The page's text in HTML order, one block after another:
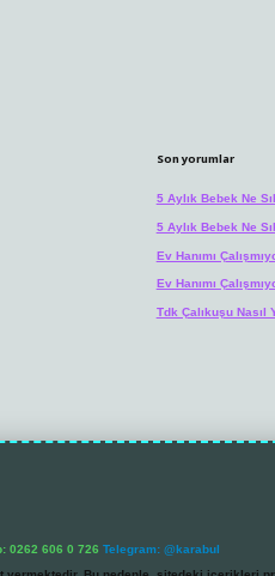
Son yorumlar
5 Aylık Bebek Ne
5 Aylık Bebek Ne
Ev Hanımı
Ev Hanımı
Tdk Çalıkuşu Nasıl
0262 606 0 726 Telegram: @karabul